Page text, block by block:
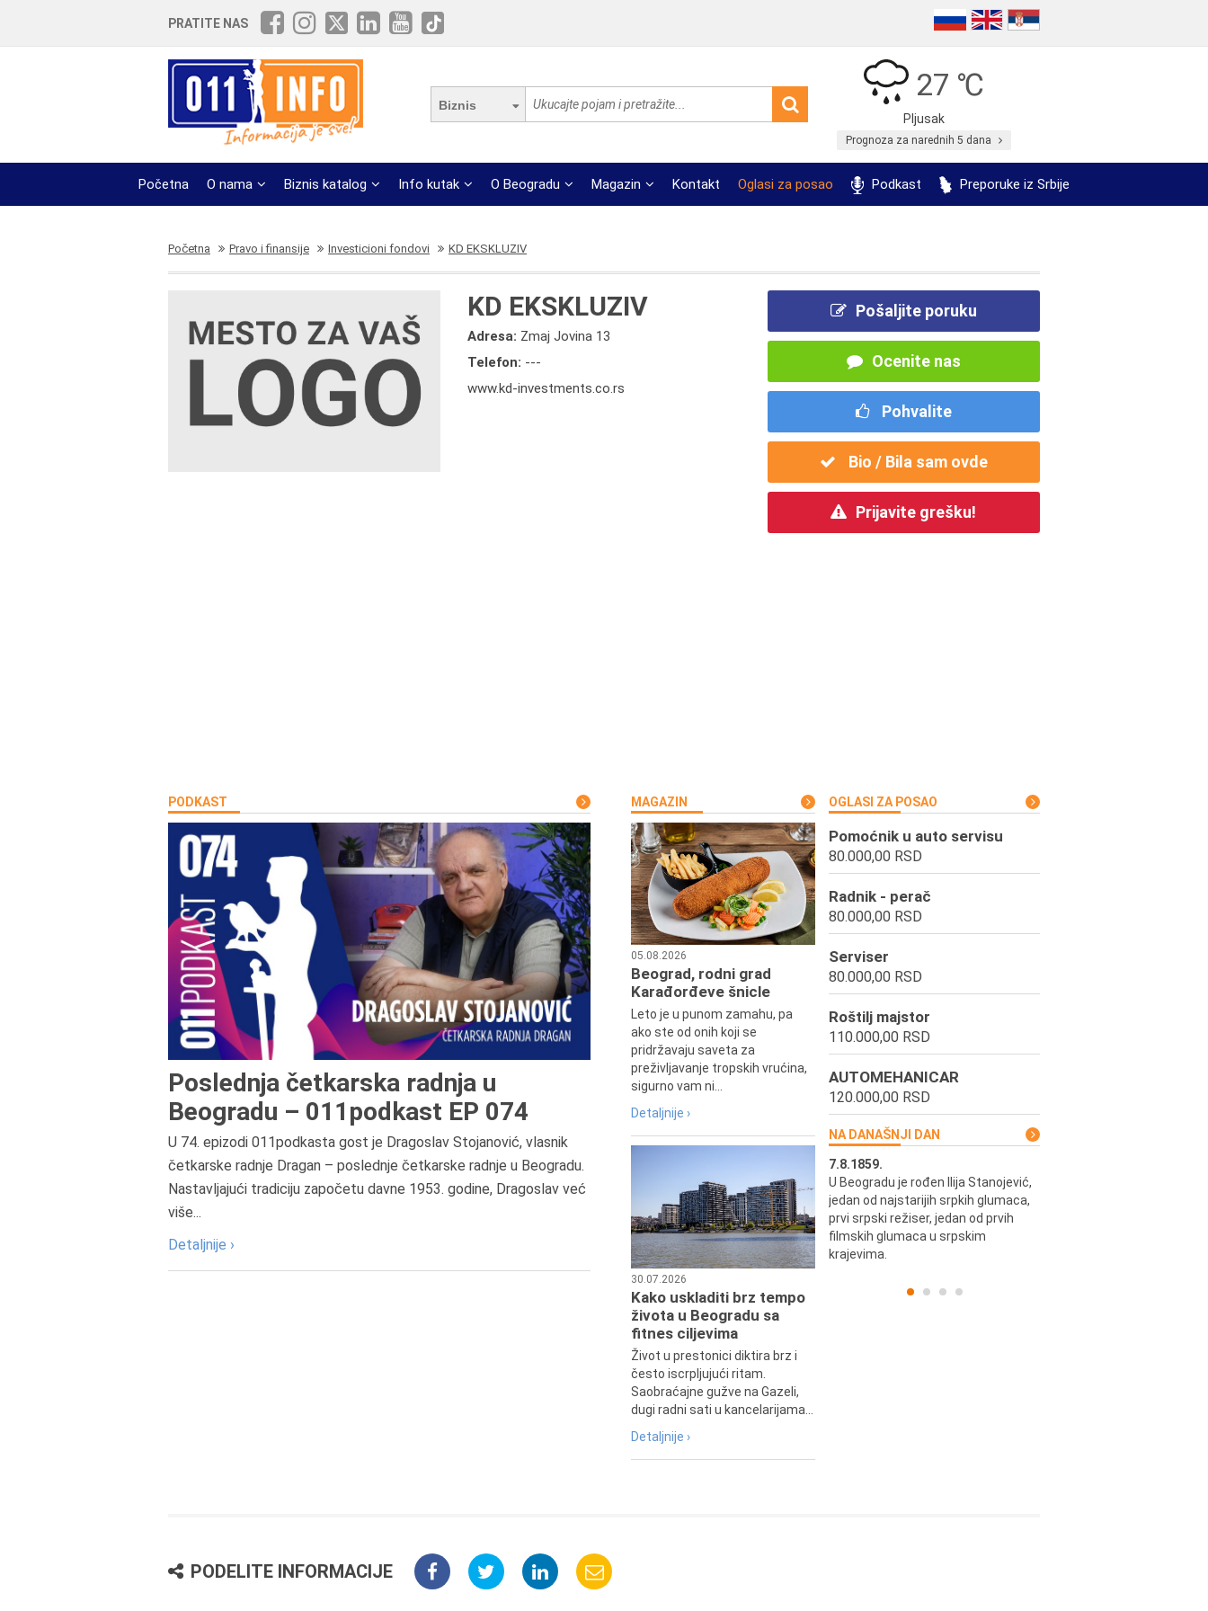
PRATITE NAS
Biznis
27 ℃
Pljusak
Prognoza za narednih 5 dana
Početna O nama Biznis katalog Info kutak O Beogradu Magazin Kontakt Oglasi za posao Podkast Preporuke iz Srbije
Početna Pravo i finansije Investicioni fondovi KD EKSKLUZIV
KD EKSKLUZIV
Adresa: Zmaj Jovina 13
Telefon: ---
www.kd-investments.co.rs
Pošaljite poruku
Ocenite nas
Pohvalite
Bio / Bila sam ovde
Prijavite grešku!
PODKAST
Poslednja četkarska radnja u
Beogradu – 011podkast EP 074
U 74. epizodi 011podkasta gost je Dragoslav Stojanović, vlasnik
četkarske radnje Dragan – poslednje četkarske radnje u Beogradu.
Nastavljajući tradiciju započetu davne 1953. godine, Dragoslav već
više...
Detaljnije ›
MAGAZIN
05.08.2026
Beograd, rodni grad
Karađorđeve šnicle
Leto je u punom zamahu, pa
ako ste od onih koji se
pridržavaju saveta za
preživljavanje tropskih vrućina,
sigurno vam ni...
Detaljnije ›
30.07.2026
Kako uskladiti brz tempo
života u Beogradu sa
fitnes ciljevima
Život u prestonici diktira brz i
često iscrpljujući ritam.
Saobraćajne gužve na Gazeli,
dugi radni sati u kancelarijama...
Detaljnije ›
OGLASI ZA POSAO
Pomoćnik u auto servisu
80.000,00 RSD
Radnik - perač
80.000,00 RSD
Serviser
80.000,00 RSD
Roštilj majstor
110.000,00 RSD
AUTOMEHANICAR
120.000,00 RSD
NA DANAŠNJI DAN
Preminula je Đurđija Cvetić,
pozorišna, filmska i TV glumica.
7.8.1859.
U Beogradu je rođen Ilija Stanojević,
jedan od najstarijih srpkih glumaca,
prvi srpski režiser, jedan od prvih
filmskih glumaca u srpskim
krajevima.
PODELITE INFORMACIJE